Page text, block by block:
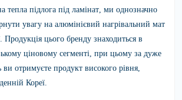
тепла підлога під ламінат , ми однозначно
увагу на алюмінієвий нагрівальний мат
. Продукція цього бренду знаходиться в
ціновому сегменті, при цьому за дуже
ви отримуєте продукт високого рівня,
Кореї.